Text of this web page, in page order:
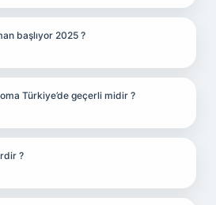
başlıyor 2025 ?
Türkiye’de geçerli midir ?
?